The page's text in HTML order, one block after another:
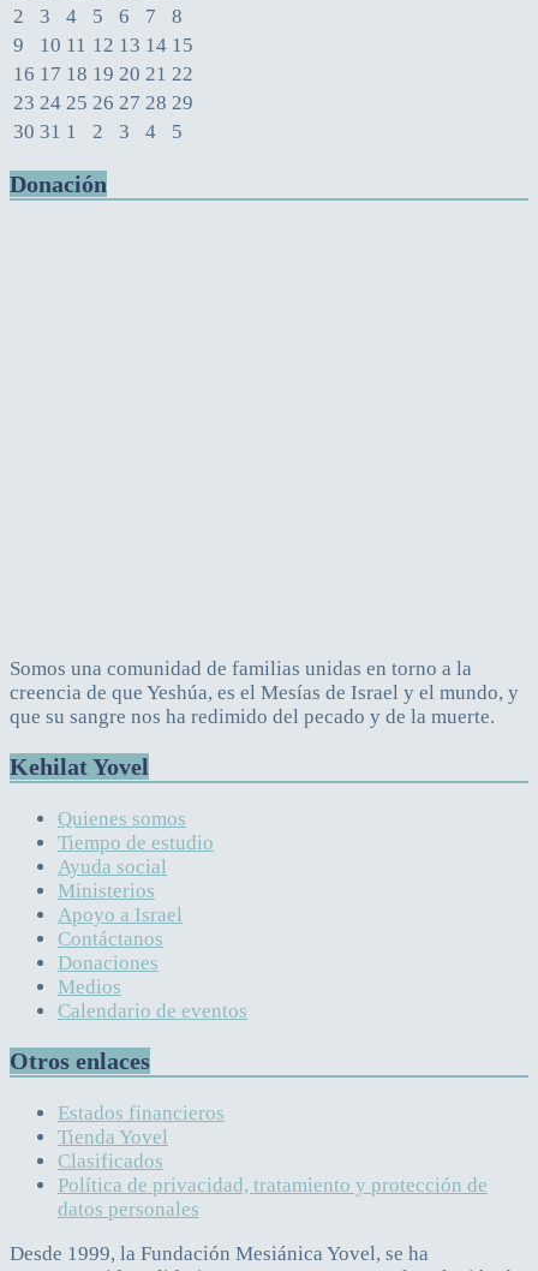
2
3 4 5 6 7
8
9
10 11 12 13 14 15
16 17 18 19 20 21 22
23 24 25 26 27 28 29
30 31 1 2 3 4 5
Donación
Somos una comunidad de familias unidas en torno a la
creencia de que Yeshúa, es el Mesías de Israel y el mundo, y
que su sangre nos ha redimido del pecado y de la muerte.
Kehilat Yovel
Quienes somos
Tiempo de estudio
Ayuda social
Ministerios
Apoyo a Israel
Contáctanos
Donaciones
Medios
Calendario de eventos
Otros enlaces
Estados financieros
Tienda Yovel
Clasificados
Política de privacidad, tratamiento y protección de
datos personales
Desde 1999, la Fundación Mesiánica Yovel, se ha